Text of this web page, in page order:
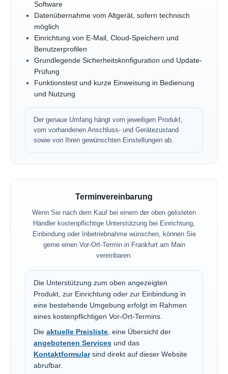
Software
Datenübernahme vom Altgerät, sofern technisch
möglich
Einrichtung von E-Mail, Cloud-Speichern und
Benutzerprofilen
Grundlegende Sicherheitskonfiguration und Update-
Prüfung
Funktionstest und kurze Einweisung in Bedienung
und Nutzung
Der genaue Umfang hängt vom jeweiligen Produkt,
vom vorhandenen Anschluss- und Gerätezustand
sowie von Ihren gewünschten Einstellungen ab.
Terminvereinbarung
Wenn Sie nach dem Kauf bei einem der oben gelisteten
Händler kostenpflichtige Unterstützung bei Einrichtung,
Einbindung oder Inbetriebnahme wünschen, können Sie
gerne einen Vor-Ort-Termin in Frankfurt am Main
vereinbaren.
Die Unterstützung zum oben angezeigten
Produkt, zur Einrichtung oder zur Einbindung in
eine bestehende Umgebung erfolgt im Rahmen
eines kostenpflichtigen Vor-Ort-Termins.
Die aktuelle Preisliste, eine Übersicht der
angebotenen Services und das
Kontaktformularsind direkt auf dieser Website
abrufbar.